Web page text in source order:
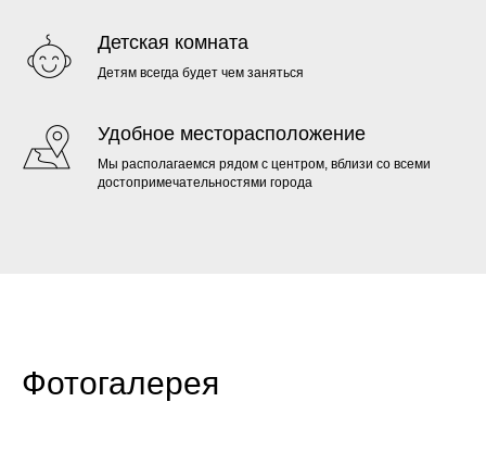
Детская комната
Детям всегда будет чем заняться
Удобное месторасположение
Мы располагаемся рядом с центром, вблизи со всеми
достопримечательностями города
Фотогалерея